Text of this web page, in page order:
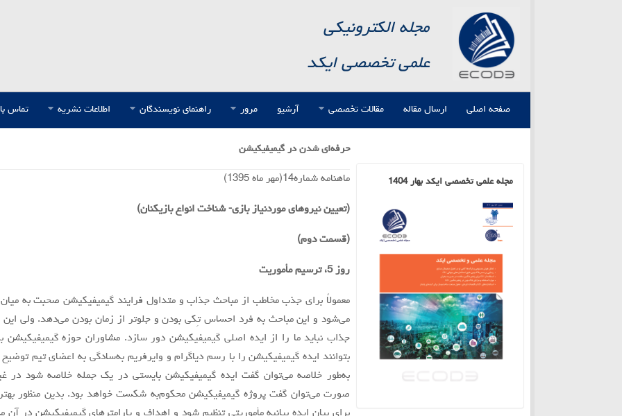
مجله الکترونیکی
علمی تخصصی ایکد
صفحه اصلی ارسال مقاله مقالات تخصصی آرشیو مرور راهنمای نویسندگان اطلاعات نشریه تماس
حرفه‌ای شدن در گیمیفیکیشن
ماهنامه شماره14(مهر ماه 1395)
(تعيين نيروهاي موردنياز بازي- شناخت انواع بازیکنان)
(قسمت دوم)
روز 5، ترسيم مأموریت
معمولاً براي جذب مخاطب از مباحث جذاب و متداول فرايند گيميفيكيشن صحبت به ميان
می‌شود و اين مباحث به فرد احساس تِكي بودن و جلوتر از زمان بودن می‌دهد. ولي اين
جذاب نبايد ما را از ايده اصلي گيميفيكيشن دور سازد. مشاوران حوزه گيميفيكيشن
بتوانند ايده گيميفيكيشن را با رسم دياگرام و وايرفريم به‌سادگی به اعضاي تيم
به‌طور خلاصه می‌توان گفت ايده گيميفيكيشن بايستي در يك جمله خلاصه شود در
صورت می‌توان گفت پروژه گيميفيكيشن محکوم‌به شكست خواهد بود. بدين منظور
مجله علمی تخصصی ایکد بهار 1404